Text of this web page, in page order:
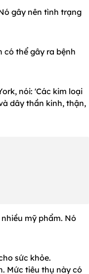
gây nên tình trạng
có thể gây ra bệnh
nói: 'Các kim loại
dây thần kinh, thận,
mỹ phẩm. Nó
sức khỏe.
Mức tiêu thụ này có